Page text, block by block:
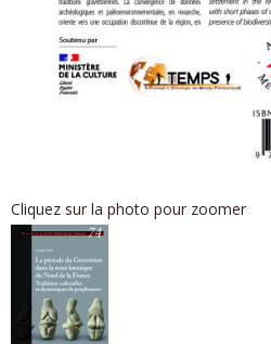
Cliquez sur la photo pour zoomer